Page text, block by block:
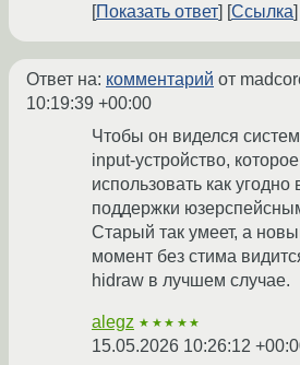
Показать ответ
Ссылка
Ответ на: комментарий от
10:19:39 +00:00
Чтобы он виделся
input-устройство,
использовать как
поддержки
Старый так умеет, а
момент без стима
hidraw в лучшем случае.
alegz ★★★★★
15.05.2026 10:26:12